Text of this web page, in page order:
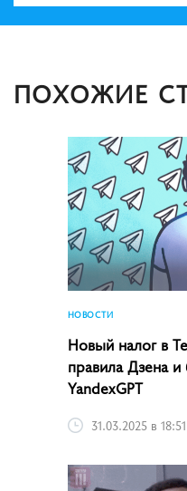
ПОХОЖИЕ
НОВОСТИ
Новый налог в
правила Дзена и
YandexGPT
31.03.2025 в 18:51